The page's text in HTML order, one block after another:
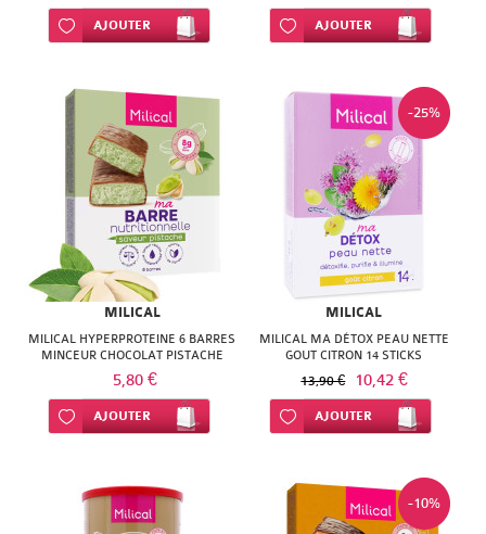
Ajouter à ma liste d’envie
AJOUTER Ajouter à ma liste d’envie
AJOUTER
MILICAL
MILICAL HYPERPROTEINE 6 BARRES
MINCEUR CHOCOLAT PISTACHE
5,80 €
Ajouter à ma liste d’envie
AJOUTER
-25%
MILICAL
MILICAL MA DÉTOX PEAU NETTE
GOUT CITRON 14 STICKS
13,90 € 10,42 €
Ajouter à ma liste d’envie
AJOUTER
-10%